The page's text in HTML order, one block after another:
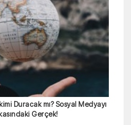
Duracak mı? Sosyal Medyayı
Gerçek!